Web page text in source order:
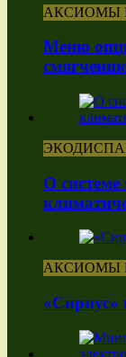
АКСИОМЫ
Меню
О
АКСИОМЫ
«Сириус»